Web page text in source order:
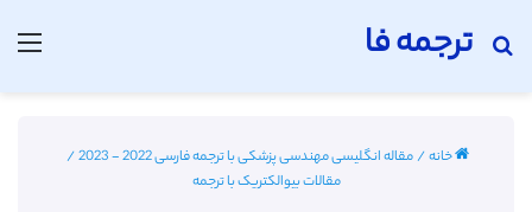
ترجمه فا
جستجو برای
خانه/مقاله انگلیسی مهندسی پزشکی با ترجمه فارسی 2022 - 2023
/
مقالات بیوالکتریک با ترجمه